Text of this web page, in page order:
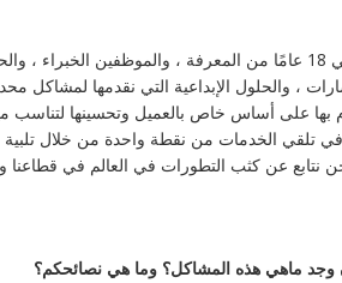
أهم ميزاتنا التي تميزنا عن منافسينا هي 18 عامًا من المعرفة ، والموظفين
، والحلول الإبداعية التي نقدمها لمشاكل
بها على أساس خاص بالعميل وتحسينها لتناسب
في تلقي الخدمات من نقطة واحدة من خلال تلبية
نتابع عن كثب التطورات في العالم في قطاعنا
ماهي هذه المشاكل؟ وما هي نصائحكم؟